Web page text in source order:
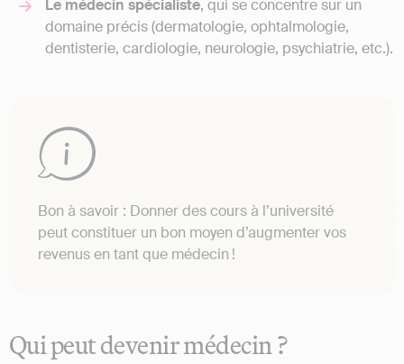
Le médecin spécialiste, qui se concentre sur un
domaine précis (dermatologie, ophtalmologie,
dentisterie, cardiologie, neurologie, psychiatrie, etc.).
Bon à savoir : Donner des cours à l’université
peut constituer un bon moyen d’augmenter vos
revenus en tant que médecin !
Qui peut devenir médecin ?